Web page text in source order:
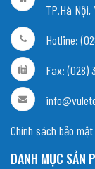
TP.Hà
Hotline:
Fax: (028)
Chính sách bảo mật
DANH MỤC SẢN